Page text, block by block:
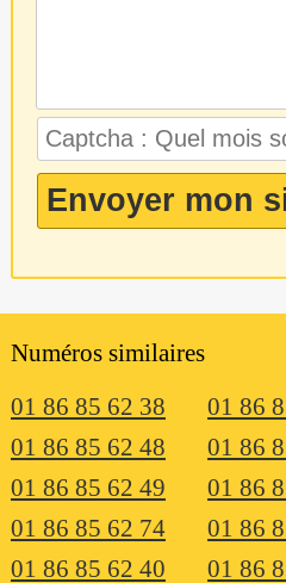
Numéros similaires
01 86 85 62 38
01 86
01 86 85 62 48
01 86
01 86 85 62 49
01 86
01 86 85 62 74
01 86
01 86 85 62 40
01 86